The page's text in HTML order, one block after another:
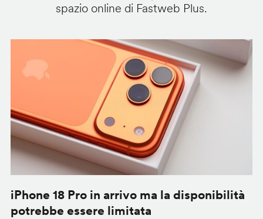
spazio online di Fastweb Plus.
iPhone 18 Pro in arrivo ma la disponibilità
potrebbe essere limitata